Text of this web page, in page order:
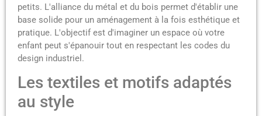
petits. L'alliance du métal et du bois permet d'établir une
base solide pour un aménagement à la fois esthétique et
pratique. L'objectif est d'imaginer un espace où votre
enfant peut s'épanouir tout en respectant les codes du
design industriel.
Les textiles et motifs adaptés
au style